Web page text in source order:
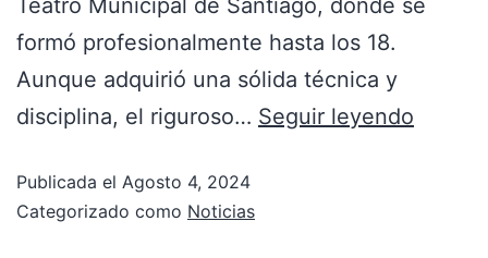
Teatro Municipal de Santiago, donde se
formó profesionalmente hasta los 18.
Aunque adquirió una sólida técnica y
disciplina, el riguroso… Seguir leyendo
Publicada el Agosto 4, 2024
Categorizado como Noticias